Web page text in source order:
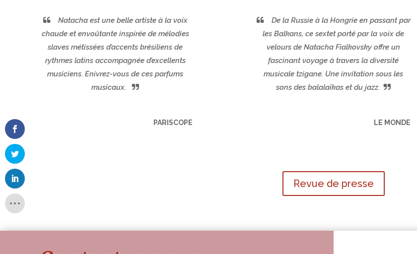
Natacha est une belle artiste à la voix
chaude et envoûtante inspirée de mélodies
slaves métissées d’accents brésiliens de
rythmes latins accompagnée d’excellents
musiciens. Enivrez-vous de ces parfums
musicaux.
PARISCOPE
De la Russie à la Hongrie en passant par
les Balkans, ce sextet porté par la voix de
velours de Natacha Fialkovsky offre un
fascinant voyage à travers la diversité
musicale tzigane. Une invitation sous les
sons des balalaïkas et du jazz.
LE MONDE
Revue de presse